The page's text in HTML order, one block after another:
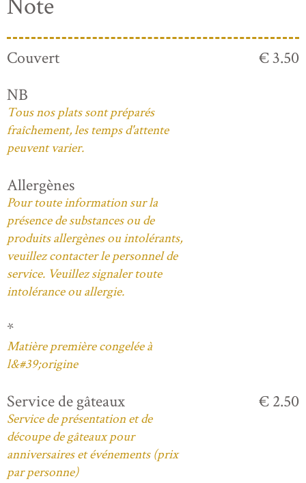
Note
Couvert
€ 3.50
NB
Tous nos plats sont préparés
fraîchement, les temps d'attente
peuvent varier.
Allergènes
Pour toute information sur la
présence de substances ou de
produits allergènes ou intolérants,
veuillez contacter le personnel de
service. Veuillez signaler toute
intolérance ou allergie.
*
Matière première congelée à
l&#39;origine
Service de gâteaux
Service de présentation et de
découpe de gâteaux pour
anniversaires et événements (prix
par personne)
€ 2.50